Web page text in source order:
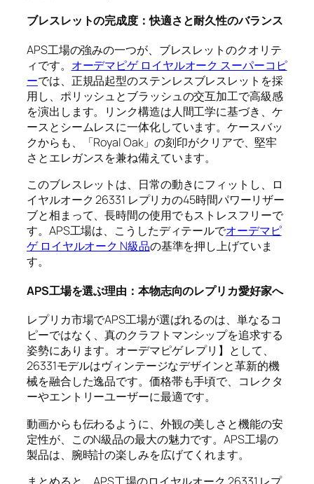
ブレスレットの完成度：快適さと耐久性のバランス
APS工場の強みの一つが、ブレスレットのクオリテ
ィです。 オーデマピゲ ロイヤルオーク スーパーコピ
ーでは、正規品起型のステンレスブレスレットを採
用し、ポリッシュとブラッシュの交互加工で高級感
を演出します。リンク構造は人間工学に基づき、ケ
ースとシームレスに一体化しています。ケースバッ
クからも、「Royal Oak」の刻印がクリアで、堅牢
さとエレガンスを兼ね備えています。
このブレスレットは、日常の動きにフィットし、ロ
イヤルオーク 26331 レプリカの45時間パワーリザー
ブと相まって、長時間の使用でもストレスフリーで
す。APS工場は、こうしたディテールでオーデマピ
ゲ ロイヤルオーク N級品の基準を押し上げていま
す。
APS工場を選ぶ理由：本物志向のレプリカ愛好家へ
レプリカ市場でAPS工場が選ばれるのは、単なるコ
ピーではなく、真のクラフトマンシップを追求する
姿勢にあります。オーデマピゲ レプリ】として、
26331モデルはヴィンテージなデザインと革新的機
械を融合した逸品です。価格帯も手頃で、コレクタ
ーやエントリーユーザーに最適です。
動画からも伝わるように、外観の美しさと機能の安
定性が、このN級品の最大の魅力です。APS工場の
製品は、腕時計の楽しみを広げてくれます。